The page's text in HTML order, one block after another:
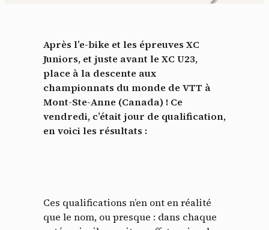
Après l’e-bike et les épreuves XC
Juniors, et juste avant le XC U23,
place à la descente aux
championnats du monde de VTT à
Mont-Ste-Anne (Canada) ! Ce
vendredi, c’était jour de qualification,
en voici les résultats :
Ces qualifications n’en ont en réalité
que le nom, ou presque : dans chaque